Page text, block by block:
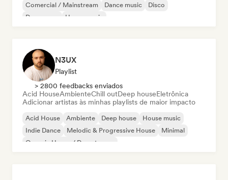
Comercial / Mainstream
Dance music
Disco
Dream pop
House music
N3UX
Playlist
> 2800 feedbacks enviados
Acid HouseAmbienteChill outDeep houseEletrônica
Adicionar artistas às minhas playlists de maior impacto
Acid House Ambiente Deep house
House music
Indie Dance
Melodic & Progressive House
Minimal
Organic House / Downtempo